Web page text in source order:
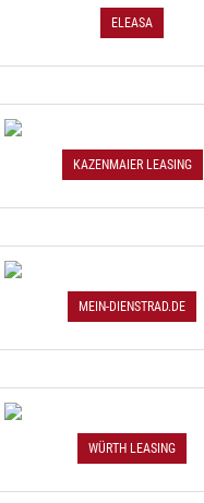
ELEASA
KAZENMAIER LEASING
MEIN-DIENSTRAD.DE
WÜRTH LEASING